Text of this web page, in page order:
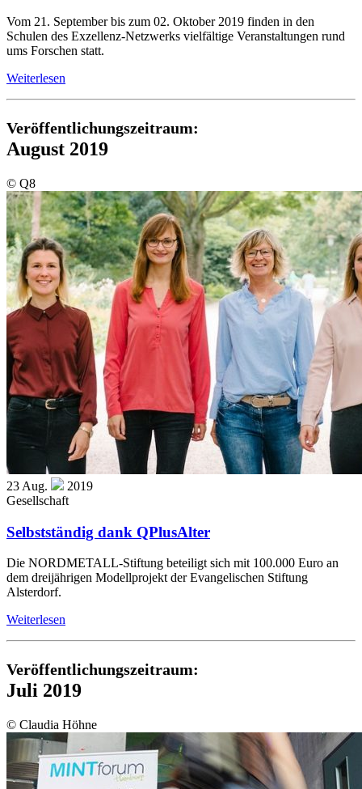
Vom 21. September bis zum 02. Oktober 2019 finden in den
Schulen des Exzellenz-Netzwerks vielfältige Veranstaltungen rund
ums Forschen statt.
Weiterlesen
Veröffentlichungszeitraum:
August 2019
© Q8
23 Aug.
2019
Gesellschaft
Selbstständig dank QPlusAlter
Die NORDMETALL-Stiftung beteiligt sich mit 100.000 Euro an
dem dreijährigen Modellprojekt der Evangelischen Stiftung
Alsterdorf.
Weiterlesen
Veröffentlichungszeitraum:
Juli 2019
© Claudia Höhne